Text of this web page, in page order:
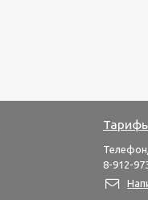
8-912-